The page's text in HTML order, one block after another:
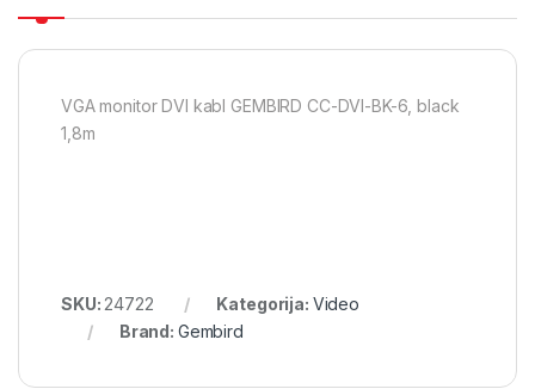
VGA monitor DVI kabl GEMBIRD CC-DVI-BK-6, black
1,8m
SKU: 24722 Kategorija: Video
Brand: Gembird